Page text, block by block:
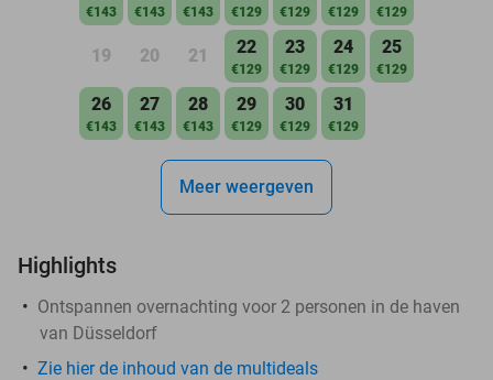
€143 €143 €143 €129 €129 €129 €129
19 20 21 22
€129
23
€129
24
€129
25
€129
26
€143
27
€143
28
€143
29
€129
30
€129
31
€129
Meer weergeven
Highlights
Ontspannen overnachting voor 2 personen in de haven
van Düsseldorf
Zie hier de inhoud van de multideals